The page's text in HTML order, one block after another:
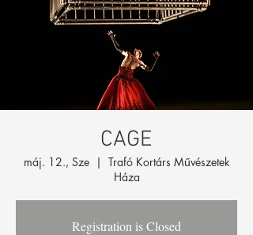
CAGE
máj. 12., Sze
  |
Trafó Kortárs Művészetek
Háza
Registration is Closed